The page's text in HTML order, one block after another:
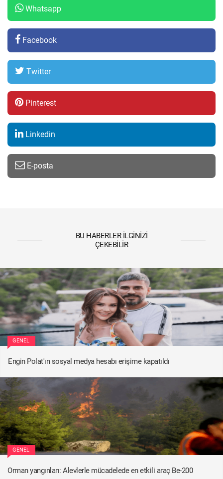
Whatsapp
Facebook
Twitter
Pinterest
Linkedin
E-posta
BU HABERLER İLGINIZI
ÇEKEBILIR
GENEL
Engin Polat'ın sosyal medya hesabı erişime kapatıldı
GENEL
Orman yangınları: Alevlerle mücadelede en etkili araç Be-200